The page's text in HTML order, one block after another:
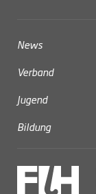
News
Verband
Jugend
Bildung